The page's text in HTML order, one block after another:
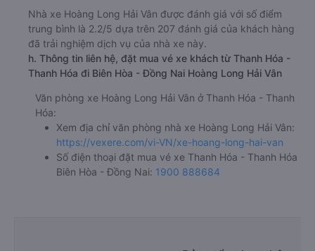
Nhà xe Hoàng Long Hải Vân được đánh giá với số điểm
trung bình là 2.2/5 dựa trên 207 đánh giá của khách hàng
đã trải nghiệm dịch vụ của nhà xe này.
h. Thông tin liên hệ, đặt mua vé xe khách từ Thanh Hóa -
Thanh Hóa đi Biên Hòa - Đồng Nai Hoàng Long Hải Vân
Văn phòng xe Hoàng Long Hải Vân ở Thanh Hóa - Thanh
Hóa:
Xem địa chỉ văn phòng nhà xe Hoàng Long Hải Vân:
https://vexere.com/vi-VN/xe-hoang-long-hai-van
Số điện thoại đặt mua vé xe Thanh Hóa - Thanh Hóa
Biên Hòa - Đồng Nai: 1900 888684